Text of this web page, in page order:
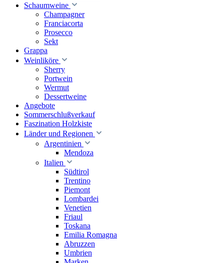
Schaumweine
Champagner
Franciacorta
Prosecco
Sekt
Grappa
Weinliköre
Sherry
Portwein
Wermut
Dessertweine
Angebote
Sommerschlußverkauf
Faszination Holzkiste
Länder und Regionen
Argentinien
Mendoza
Italien
Südtirol
Trentino
Piemont
Lombardei
Venetien
Friaul
Toskana
Emilia Romagna
Abruzzen
Umbrien